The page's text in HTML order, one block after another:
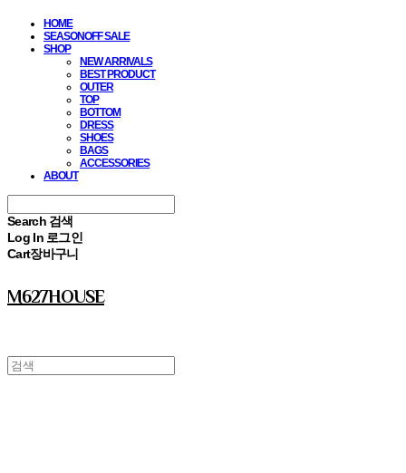
HOME
SEASONOFF SALE
SHOP
NEW ARRIVALS
BEST PRODUCT
OUTER
TOP
BOTTOM
DRESS
SHOES
BAGS
ACCESSORIES
ABOUT
Search 검색
Log In 로그인
Cart장바구니
M627HOUSE